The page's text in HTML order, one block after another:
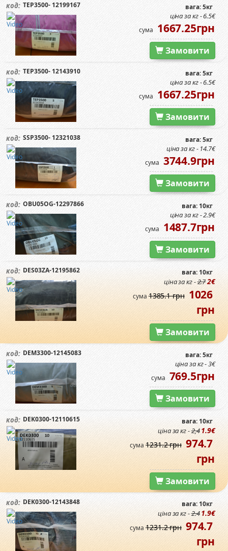
код: TEP3500- 12199167 вага: 5кг
ціна за кг - 6.5€
сума 1667.25грн
Замовити
код: TEP3500- 12143910 вага: 5кг
ціна за кг - 6.5€
сума 1667.25грн
Замовити
код: SSP3500- 12321038 вага: 5кг
ціна за кг - 14.7€
сума 3744.9грн
Замовити
код: OBU05OG-12297866 вага: 10кг
ціна за кг - 2.9€
сума 1487.7грн
Замовити
код: DES03ZA-12195862 вага: 10кг
ціна за кг -2.72€
сума1385.1 грн 1026
грн
Замовити
код: DEM3300-12145083 вага: 5кг
ціна за кг - 3€
сума 769.5грн
Замовити
код: DEK0300-12110615 вага: 10кг
ціна за кг -2,41.9€
сума 1231.2 грн 974.7
грн
Замовити
код: DEK0300-12143848 вага: 10кг
ціна за кг -2.41.9€
сума 1231.2 грн 974.7
грн